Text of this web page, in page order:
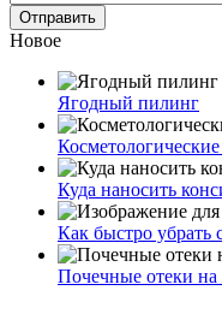
Новое
Ягодный пилинг
Куда наносить
Как быстро убрать
Почечные отеки на